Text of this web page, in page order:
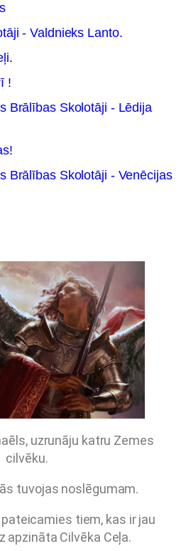
- Valdnieks Lanto.
!
Brālības Skolotāji - Lēdija
Brālības Skolotāji - Venēcijas
uzrunāju katru Zemes
cilvēku.
tuvojas noslēgumam.
pateicamies tiem, kas ir jau
apzināta Cilvēka Ceļa.